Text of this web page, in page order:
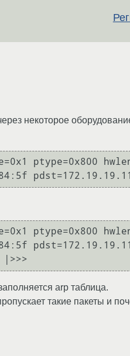
некоторое
ptype=0x800
ptype=0x800
arp таблица.
такие пакеты и